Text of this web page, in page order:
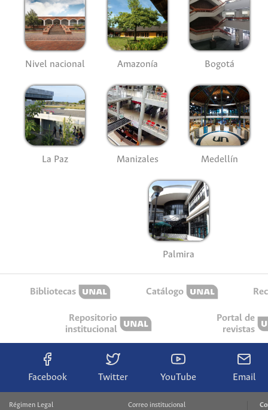
Nivel nacional Amazonía Bogotá
La Paz Manizales Medellín
Palmira
Bibliotecas Catálogo
Repositorio
institucional
Portal de
revistas
Facebook Twitter YouTube Email
Régimen Legal
Correo institucional